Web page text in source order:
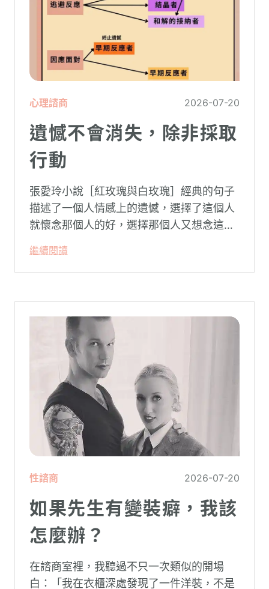
心理諮商 2026-07-20
遺憾不會消失，除非採取
行動
張愛玲小說［紅玫瑰與白玫瑰］經典的句子
描述了一個人情感上的遺憾，選擇了這個人
就懷念那個人的好，選擇那個人又想念這個
繼續閱讀
性諮商 2026-07-20
如果先生有變裝癖，我該
怎麼辦？
在諮商室裡，我聽過不只一次類似的開場
白：「我在衣櫃深處發現了一件洋裝，不是